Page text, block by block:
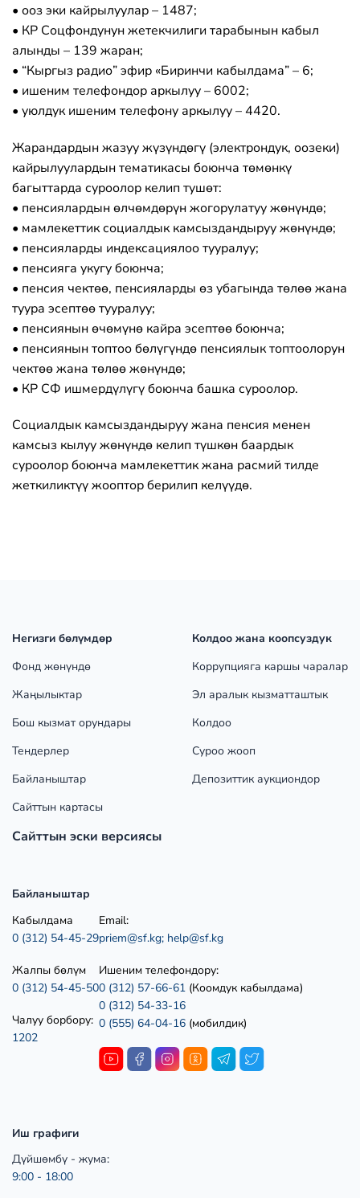
• ооз эки кайрылуулар – 1487;
• КР Соцфондунун жетекчилиги тарабынын кабыл
алынды – 139 жаран;
• “Кыргыз радио” эфир «Биринчи кабылдама” – 6;
• ишеним телефондор аркылуу – 6002;
• уюлдук ишеним телефону аркылуу – 4420.
Жарандардын жазуу жүзүндөгү (электрондук, оозеки)
кайрылуулардын тематикасы боюнча төмөнкү
багыттарда суроолор келип тушөт:
• пенсиялардын өлчөмдөрүн жогорулатуу жөнүндө;
• мамлекеттик социалдык камсыздандыруу жөнүндө;
• пенсияларды индексациялоо тууралуу;
• пенсияга укугу боюнча;
• пенсия чектөө, пенсияларды өз убагында төлөө жана
туура эсептөө тууралуу;
• пенсиянын өчөмүнө кайра эсептөө боюнча;
• пенсиянын топтоо бөлүгүндө пенсиялык топтоолорун
чектөө жана төлөө жөнүндө;
• КР СФ ишмердүлүгү боюнча башка суроолор.
Социалдык камсыздандыруу жана пенсия менен
камсыз кылуу жөнүндө келип түшкөн баардык
суроолор боюнча мамлекеттик жана расмий тилде
жеткиликтүү жооптор берилип келүүдө.
Негизги бөлүмдөр
Фонд жөнүндө
Жаңылыктар
Бош кызмат орундары
Тендерлер
Байланыштар
Сайттын картасы
Сайттын эски версиясы
Колдоо жана коопсуздук
Коррупцияга каршы чаралар
Эл аралык кызматташтык
Колдоо
Суроо жооп
Депозиттик аукциондор
Байланыштар
Кабылдама
0 (312) 54-45-29
Жалпы бөлүм
0 (312) 54-45-50
Чалуу борбору:
1202
Email:
priem@sf.kg; help@sf.kg
Ишеним телефондору:
0 (312) 57-66-61 (Коомдук кабылдама)
0 (312) 54-33-16
0 (555) 64-04-16 (мобилдик)
Иш графиги
Дүйшөмбү - жума:
9:00 - 18:00